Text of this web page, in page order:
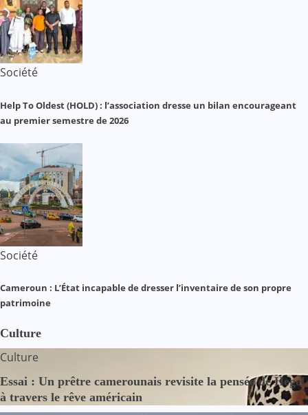
Société
Help To Oldest (HOLD) : l’association dresse un bilan encourageant
au premier semestre de 2026
Société
Cameroun : L’État incapable de dresser l’inventaire de son propre
patrimoine
Culture
Culture
Essai : Un prêtre camerounais revisite la pensée de Hegel
à travers le rêve américain